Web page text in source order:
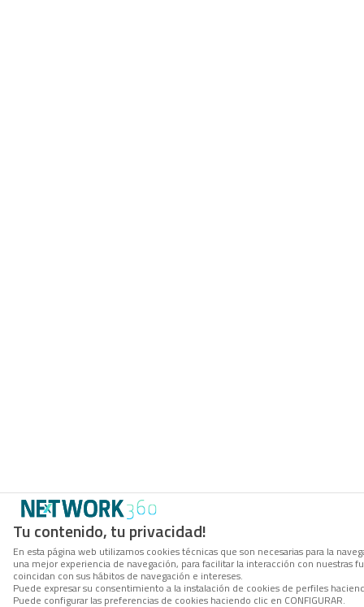
Tu contenido, tu privacidad!
En esta página web utilizamos cookies técnicas que son necesarias para la
una mejor experiencia de navegación, para facilitar la interacción con
coincidan con sus hábitos de navegación e intereses.
Puede expresar su consentimiento a la instalación de cookies de perfiles
Puede configurar las preferencias de cookies haciendo clic en CONFIGURAR.